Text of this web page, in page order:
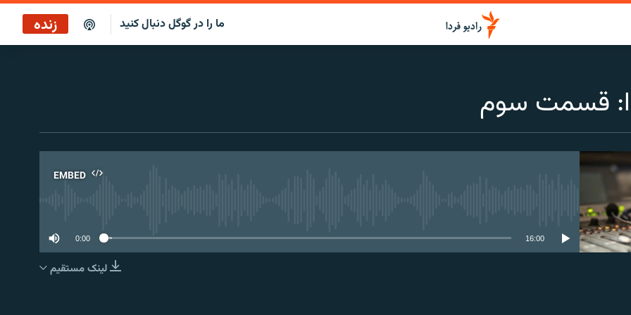
ما را در گوگل دنبال کنید زنده
برنامه خبری ۲۲
قسمت سوم
EMBED
EMBED
0:00 16:00
لینک مستقیم